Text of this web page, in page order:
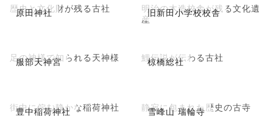
原田神社
歴史と文化財が残る古社 旧新田小学校校舎
明治の木造校舎が残る文化遺
産
服部天神宮
足の神様で知られる天神様 椋橋総社
鯉伝説が伝わる古社
豊中稲荷神社
街中に佇む静かな稲荷神社 雪峰山 瑞輪寺
静寂に包まれた歴史の古寺